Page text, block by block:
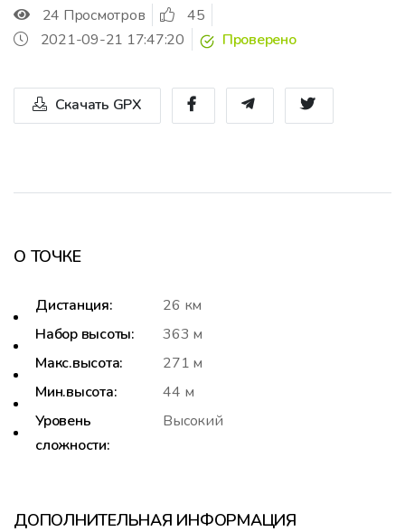
24 Просмотров
45
2021-09-21 17:47:20
Проверено
Скачать GPX
О ТОЧКЕ
Дистанция:
26 км
Набор высоты:
363 м
Макс.высота:
271 м
Мин.высота:
44 м
Уровень
сложности:
Высокий
ДОПОЛНИТЕЛЬНАЯ ИНФОРМАЦИЯ